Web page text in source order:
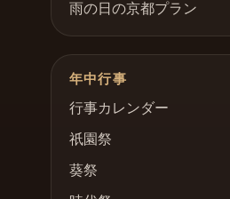
雨の日の京都プラン
年中行事
行事カレンダー
祇園祭
葵祭